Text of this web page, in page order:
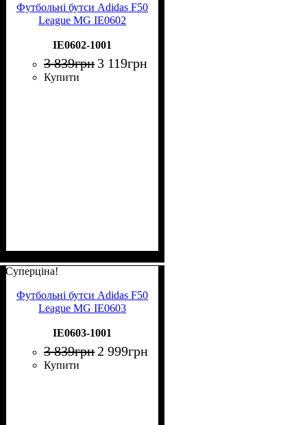
Футбольні бутси Adidas F50
League MG IE0602
IE0602-1001
3 839грн 3 119грн
Купити
Суперціна!
Футбольні бутси Adidas F50
League MG IE0603
IE0603-1001
3 839грн 2 999грн
Купити